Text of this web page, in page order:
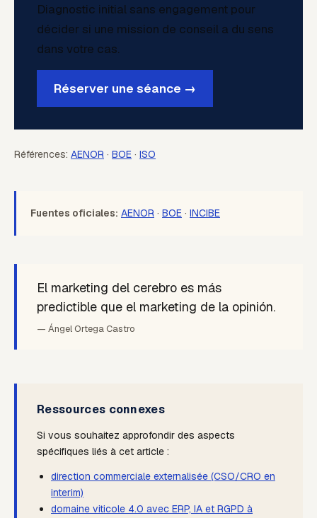
Diagnostic initial sans engagement pour
décider si une mission de conseil a du sens
dans votre cas.
Réserver une séance →
Références: AENOR · BOE · ISO
Fuentes oficiales: AENOR · BOE · INCIBE
El marketing del cerebro es más
predictible que el marketing de la opinión.
— Ángel Ortega Castro
Ressources connexes
Si vous souhaitez approfondir des aspects
spécifiques liés à cet article :
direction commerciale externalisée (CSO/CRO en
interim)
domaine viticole 4.0 avec ERP, IA et RGPD à